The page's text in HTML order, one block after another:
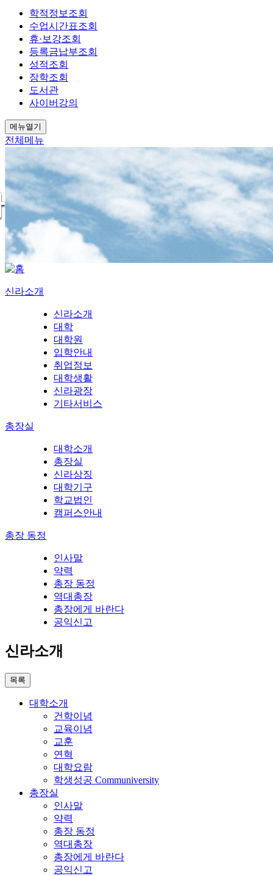
학적정보조회
수업시간표조회
휴·보강조회
등록금납부조회
성적조회
장학조회
도서관
사이버강의
메뉴열기
전체메뉴
신라소개
신라소개
대학
대학원
입학안내
취업정보
대학생활
신라광장
기타서비스
총장실
대학소개
총장실
신라상징
대학기구
학교법인
캠퍼스안내
총장 동정
인사말
약력
총장 동정
역대총장
총장에게 바란다
공익신고
신라소개
목록
대학소개
건학이념
교육이념
교훈
연혁
대학요람
학생성공 Communiversity
총장실
인사말
약력
총장 동정
역대총장
총장에게 바란다
공익신고